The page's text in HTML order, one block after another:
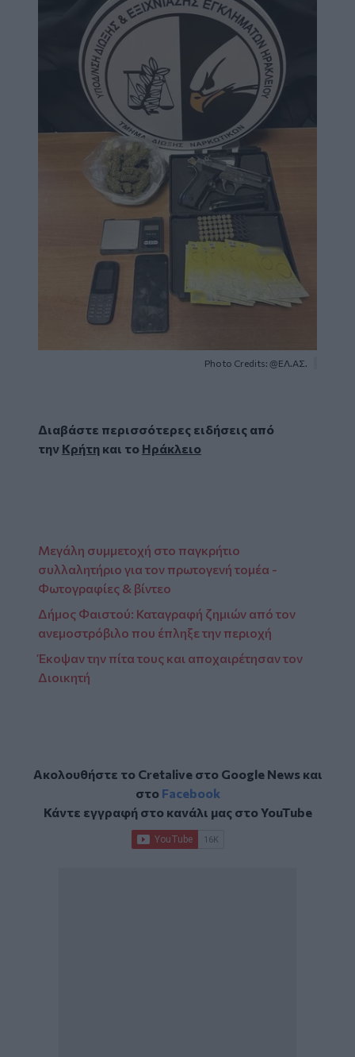
Photo Credits: @ΕΛ.ΑΣ.
Διαβάστε περισσότερες ειδήσεις από
την Κρήτη και το Ηράκλειο
Μεγάλη συμμετοχή στο παγκρήτιο
συλλαλητήριο για τον πρωτογενή τομέα -
Φωτογραφίες & βίντεο
Δήμος Φαιστού: Καταγραφή ζημιών από τον
ανεμοστρόβιλο που έπληξε την περιοχή
Έκοψαν την πίτα τους και αποχαιρέτησαν τον
Διοικητή
Ακολουθήστε το Cretalive στο Google Newsκαι
στο Facebook
Κάντε εγγραφή στο κανάλι μας στοYouTube